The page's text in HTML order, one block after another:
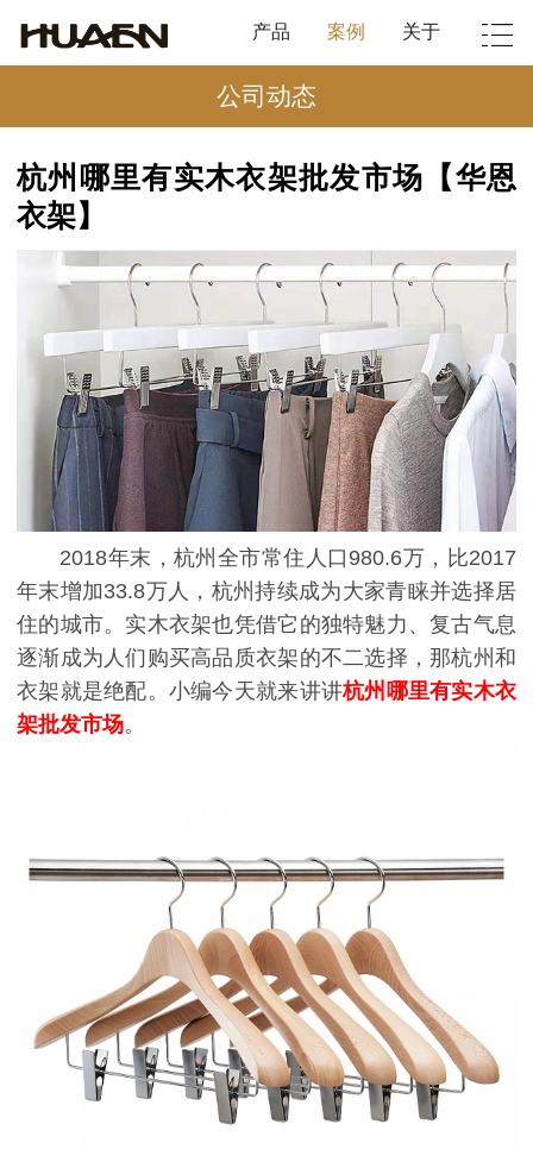
产品 案例 关于
公司动态
杭州哪里有实木衣架批发市场【华恩
衣架】
2018年末，杭州全市常住人口980.6万，比2017
年末增加33.8万人，杭州持续成为大家青睐并选择居
住的城市。实木衣架也凭借它的独特魅力、复古气息
逐渐成为人们购买高品质衣架的不二选择，那杭州和
衣架就是绝配。小编今天就来讲讲杭州哪里有实木衣
架批发市场。